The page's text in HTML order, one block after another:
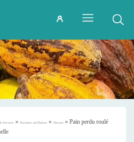
Saveurs » Recettes antillaises » Dessert » Pain perdu roulé